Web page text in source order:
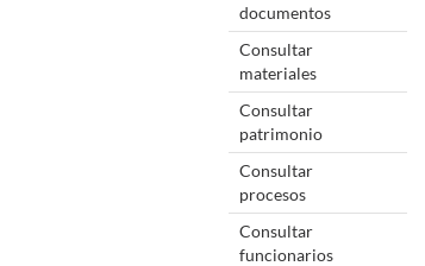
documentos
Consultar
materiales
Consultar
patrimonio
Consultar
procesos
Consultar
funcionarios